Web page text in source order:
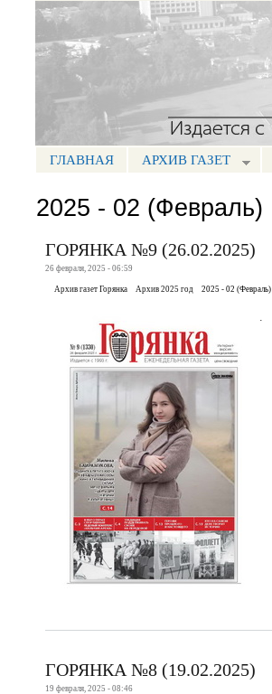
Портал СМИ КБР
МЕНЮ ГОРЯНКА
ГЛАВНАЯ АРХИВ ГАЗЕТ
2025 - 02 (Февраль)
ГОРЯНКА №9 (26.02.2025)
26 февраля, 2025 - 06:59
Архив газет Горянка Архив 2025 год 2025 - 02 (Февраль)
ГОРЯНКА №8 (19.02.2025)
19 февраля, 2025 - 08:46